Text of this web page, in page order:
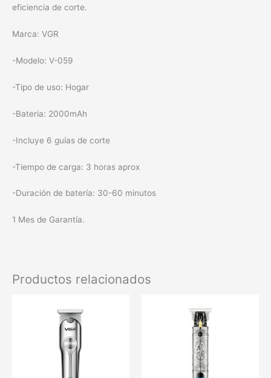
eficiencia de corte.
Marca: VGR
-Modelo: V-059
-Tipo de uso: Hogar
-Bateria: 2000mAh
-Incluye 6 guías de corte
-Tiempo de carga: 3 horas aprox
-Duración de batería: 30-60 minutos
1 Mes de Garantía.
Productos relacionados